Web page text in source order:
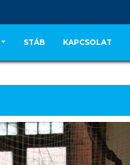
STÁB KAPCSOLAT